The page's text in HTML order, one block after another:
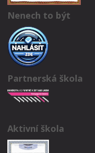
Nenech to být
Partnerská škola
Aktivní škola